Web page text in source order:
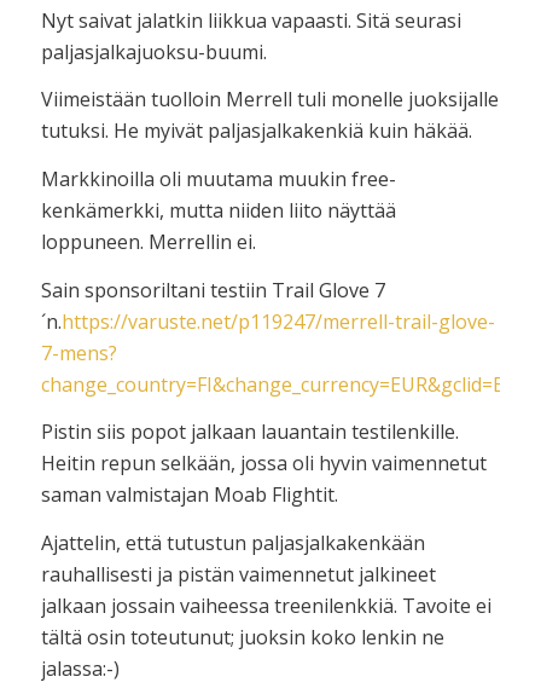
Nyt saivat jalatkin liikkua vapaasti. Sitä seurasi
paljasjalkajuoksu-buumi.
Viimeistään tuolloin Merrell tuli monelle juoksijalle
tutuksi. He myivät paljasjalkakenkiä kuin häkää.
Markkinoilla oli muutama muukin free-
kenkämerkki, mutta niiden liito näyttää
loppuneen. Merrellin ei.
Sain sponsoriltani testiin Trail Glove 7
´n.https://varuste.net/p119247/merrell-trail-glove-
7-mens?
Pistin siis popot jalkaan lauantain testilenkille.
Heitin repun selkään, jossa oli hyvin vaimennetut
saman valmistajan Moab Flightit.
Ajattelin, että tutustun paljasjalkakenkään
rauhallisesti ja pistän vaimennetut jalkineet
jalkaan jossain vaiheessa treenilenkkiä. Tavoite ei
tältä osin toteutunut; juoksin koko lenkin ne
jalassa:-)